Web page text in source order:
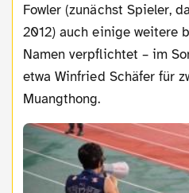
Fowler (zunächst Spieler,
2012) auch einige weitere
Namen verpflichtet – im
etwa Winfried Schäfer für
Muangthong.